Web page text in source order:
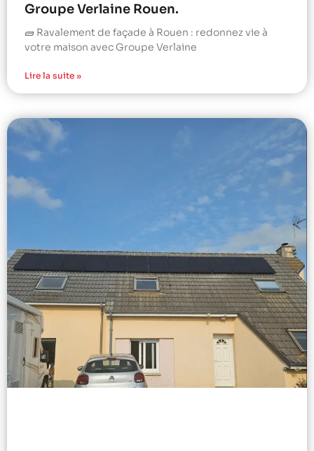
Groupe Verlaine Rouen.
🧱 Ravalement de façade à Rouen : redonnez vie à
votre maison avec Groupe Verlaine
Lire la suite »